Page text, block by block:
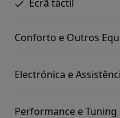
Ecrã táctil
Conforto e Outros
Electrónica e
Performance e Tuning